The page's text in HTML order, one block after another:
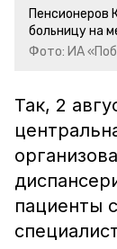
Пенсионеров
больницу на
Фото: ИА
Так, 2
пациенты